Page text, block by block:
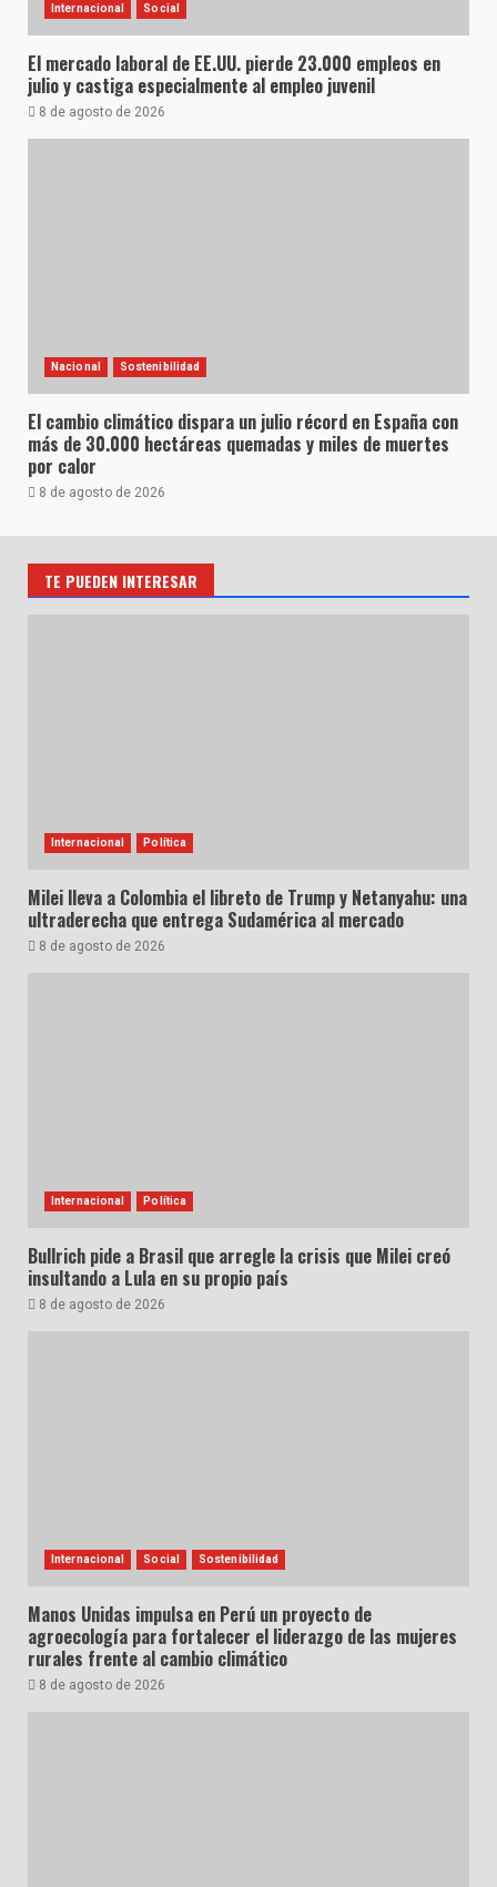
Internacional Social
El mercado laboral de EE.UU. pierde 23.000 empleos en
julio y castiga especialmente al empleo juvenil
8 de agosto de 2026
Nacional Sostenibilidad
El cambio climático dispara un julio récord en España con
más de 30.000 hectáreas quemadas y miles de muertes
por calor
8 de agosto de 2026
TE PUEDEN INTERESAR
Internacional Política
Milei lleva a Colombia el libreto de Trump y Netanyahu: una
ultraderecha que entrega Sudamérica al mercado
8 de agosto de 2026
Internacional Política
Bullrich pide a Brasil que arregle la crisis que Milei creó
insultando a Lula en su propio país
8 de agosto de 2026
Internacional Social Sostenibilidad
Manos Unidas impulsa en Perú un proyecto de
agroecología para fortalecer el liderazgo de las mujeres
rurales frente al cambio climático
8 de agosto de 2026